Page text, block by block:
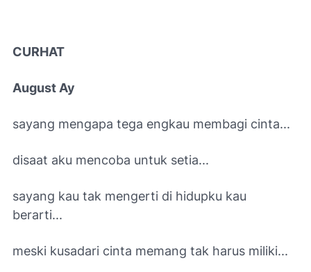
CURHAT
August Ay
sayang mengapa tega engkau membagi cinta...
disaat aku mencoba untuk setia...
sayang kau tak mengerti di hidupku kau
berarti...
meski kusadari cinta memang tak harus miliki...